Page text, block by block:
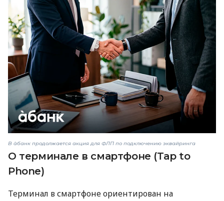
В àбанк продолжается акция для ФЛП по подключению эквайринга
О терминале в смартфоне (Tap to
Phone)
Терминал в смартфоне ориентирован на